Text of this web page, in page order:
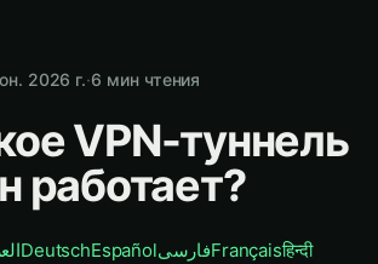
2026 г.·6 мин чтения
VPN-туннель
работает?
DeutschEspañolفارسیFrançaisहिन्दी